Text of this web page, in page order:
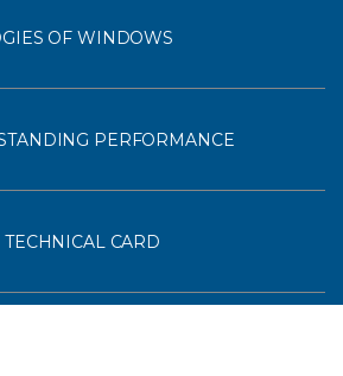
OF WINDOWS
PERFORMANCE
TECHNICAL CARD